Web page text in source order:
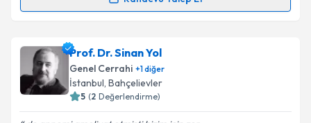
Randevu Takvimi Talebi
Prof. Dr. Cüneyt Kayaalp
oluşturun. Size bu uzmandan randevu almanız için bir
takvim hazırlandığında e-posta ile bilgilendireceğiz.
Prof. Dr. Sinan Yol
Genel Cerrahi +1diğer
İstanbul, Bahçelievler
5 (2 Değerlendirme)